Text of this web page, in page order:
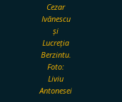
Cezar
Ivănescu
și
Lucreția
Berzintu.
Foto:
Liviu
Antonesei